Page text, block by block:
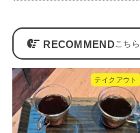
RECOMMEND
テイクアウト